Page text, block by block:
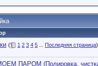
( 1 2 3 4 5 Последняя страница)
ПАРОМ (Полировка, чистка